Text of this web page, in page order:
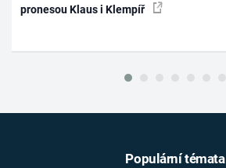
pronesou Klaus i Klempíř
Populární témata